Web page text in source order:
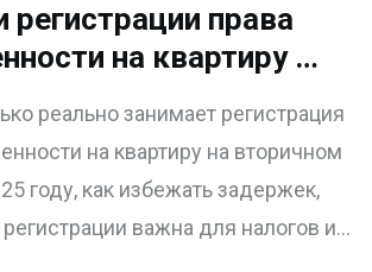
регистрации права
на квартиру на
в 2025 году
реально занимает регистрация
на квартиру на вторичном
году, как избежать задержек,
важна для налогов и